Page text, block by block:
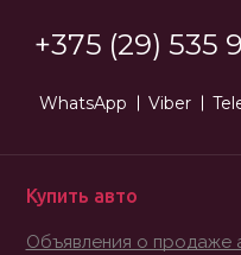
+375 (29) 535
WhatsApp Viber
Купить авто
Объявления о продаже